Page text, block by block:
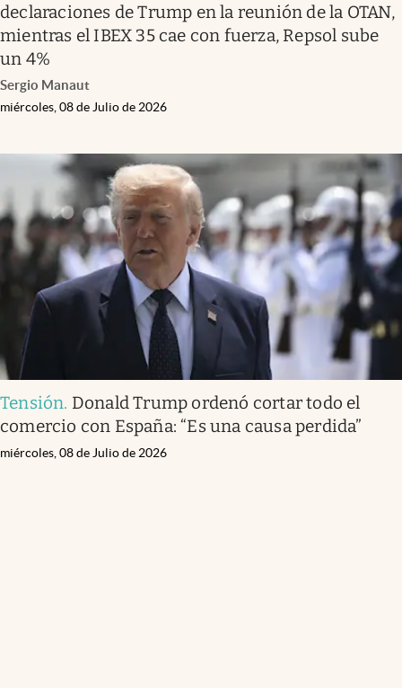
declaraciones de Trump en la reunión de la OTAN,
mientras el IBEX 35 cae con fuerza, Repsol sube
un 4%
Sergio Manaut
miércoles, 08 de Julio de 2026
Tensión. Donald Trump ordenó cortar todo el
comercio con España: “Es una causa perdida”
miércoles, 08 de Julio de 2026